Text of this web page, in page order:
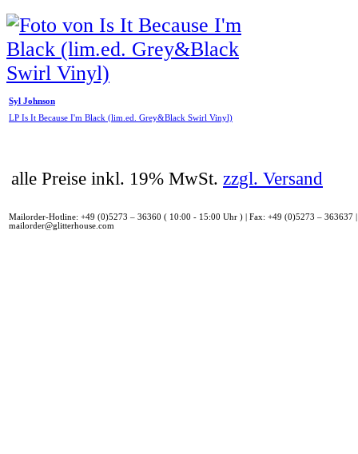
Syl Johnson
LP Is It Because I'm Black (lim.ed. Grey&Black Swirl Vinyl)
alle Preise inkl. 19% MwSt. zzgl. Versand
Mailorder-Hotline: +49 (0)5273 – 36360 ( 10:00 - 15:00 Uhr ) | Fax: +49 (0)5273 – 363637
mailorder@glitterhouse.com